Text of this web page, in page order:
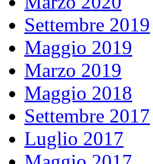
Settembre 2019
Maggio 2019
Marzo 2019
Maggio 2018
Settembre 2017
Luglio 2017